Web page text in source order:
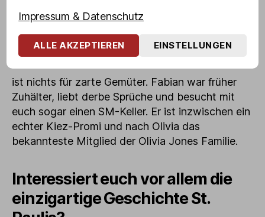
Fabian Zahrts Reeperbahn
Führung
ist nichts für zarte Gemüter. Fabian war früher
Zuhälter, liebt derbe Sprüche und besucht mit
euch sogar einen SM-Keller. Er ist inzwischen ein
echter Kiez-Promi und nach Olivia das
bekannteste Mitglied der Olivia Jones Familie.
Interessiert euch vor allem die
einzigartige Geschichte St.
Impressum & Datenschutz
ALLE AKZEPTIEREN EINSTELLUNGEN